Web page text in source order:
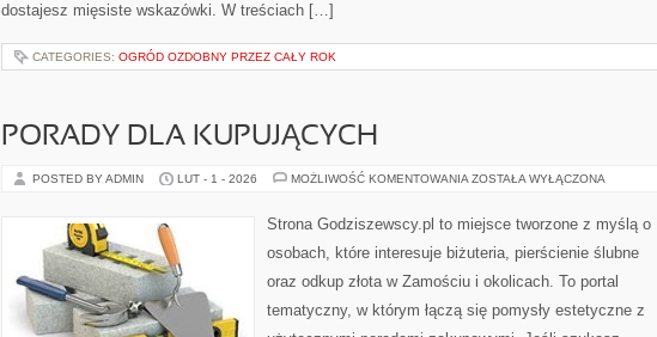
dostajesz mięsiste wskazówki. W treściach […]
CATEGORIES: OGRÓD OZDOBNY PRZEZ CAŁY ROK
PORADY DLA KUPUJĄCYCH
POSTED BY ADMIN LUT - 1 - 2026 MOŻLIWOŚĆ KOMENTOWANIA PORADY
ZOSTAŁA WYŁĄCZONA
Strona Godziszewscy.pl to miejsce tworzone z myślą o
osobach, które interesuje biżuteria, pierścienie ślubne
oraz odkup złota w Zamościu i okolicach. To portal
tematyczny, w którym łączą się pomysły estetyczne z